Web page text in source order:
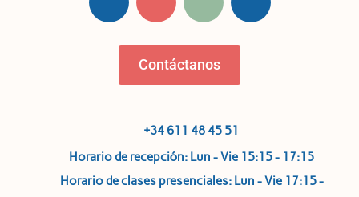
Contáctanos
+34 611 48 45 51
Horario de recepción: Lun - Vie 15:15 - 17:15
Horario de clases presenciales: Lun - Vie 17:15 -